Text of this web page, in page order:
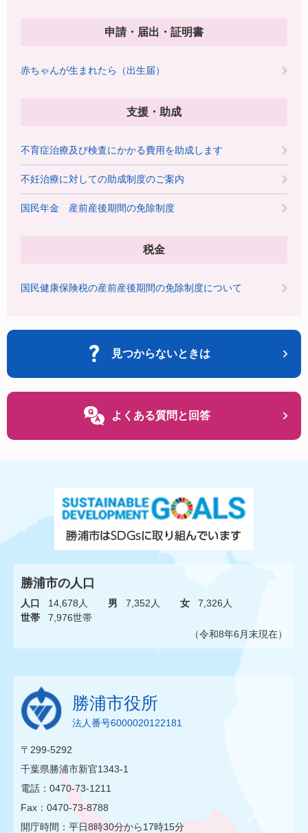
申請・届出・証明書
赤ちゃんが生まれたら（出生届）
支援・助成
不育症治療及び検査にかかる費用を助成します
不妊治療に対しての助成制度のご案内
国民年金 産前産後期間の免除制度
税金
国民健康保険税の産前産後期間の免除制度について
見つからないときは
よくある質問と回答
勝浦市の人口
人口 14,678人 男 7,352人 女
7,326人
世帯
7,976世帯
（令和8年6月末現在）
勝浦市役所
法人番号6000020122181
〒299-5292
千葉県勝浦市新官1343-1
電話：0470-73-1211
Fax：0470-73-8788
開庁時間：平日8時30分から17時15分